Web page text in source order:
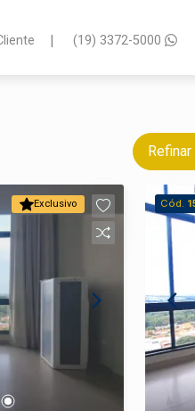
| (19) 3372-5000
Exclusivo Cód.